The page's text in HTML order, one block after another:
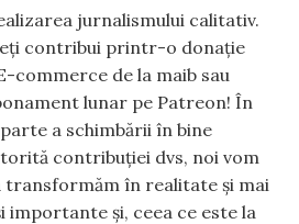
jurnalismului calitativ.
contribui printr-o donație
commerce de la maib sau
lunar pe Patreon! În
a schimbării în bine
contribuției dvs, noi vom
transformăm în realitate și mai
importante și, ceea ce este la